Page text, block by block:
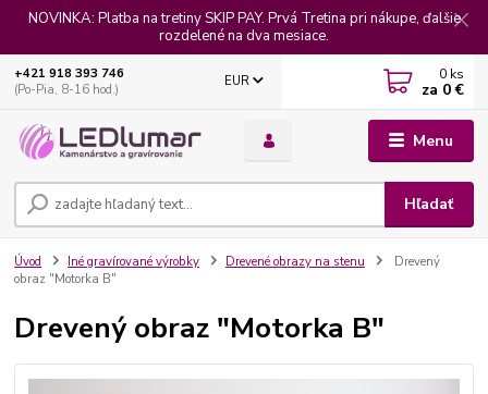
NOVINKA: Platba na tretiny SKIP PAY. Prvá Tretina pri nákupe, ďalšie
rozdelené na dva mesiace.
Menu
EUR
Hľadať
+421 918 393 746
(Po-Pia, 8-16 hod.)
0 ks
za 0 €
Úvod Iné gravírované výrobky Drevené obrazy na stenu
Drevený
obraz "Motorka B"
Drevený obraz "Motorka B"